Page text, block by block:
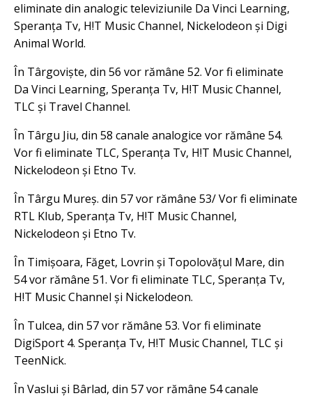
eliminate din analogic televiziunile Da Vinci Learning,
Speranța Tv, H!T Music Channel, Nickelodeon și Digi
Animal World.
În Târgoviște, din 56 vor rămâne 52. Vor fi eliminate
Da Vinci Learning, Speranța Tv, H!T Music Channel,
TLC și Travel Channel.
În Târgu Jiu, din 58 canale analogice vor rămâne 54.
Vor fi eliminate TLC, Speranța Tv, H!T Music Channel,
Nickelodeon și Etno Tv.
În Târgu Mureș. din 57 vor rămâne 53/ Vor fi eliminate
RTL Klub, Speranța Tv, H!T Music Channel,
Nickelodeon și Etno Tv.
În Timișoara, Făget, Lovrin și Topolovățul Mare, din
54 vor rămâne 51. Vor fi eliminate TLC, Speranța Tv,
H!T Music Channel și Nickelodeon.
În Tulcea, din 57 vor rămâne 53. Vor fi eliminate
DigiSport 4. Speranța Tv, H!T Music Channel, TLC și
TeenNick.
În Vaslui și Bârlad, din 57 vor rămâne 54 canale